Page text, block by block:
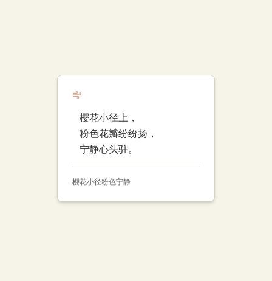
樱花小径上，
粉色花瓣纷纷扬，
宁静心头驻。
樱花小径粉色宁静